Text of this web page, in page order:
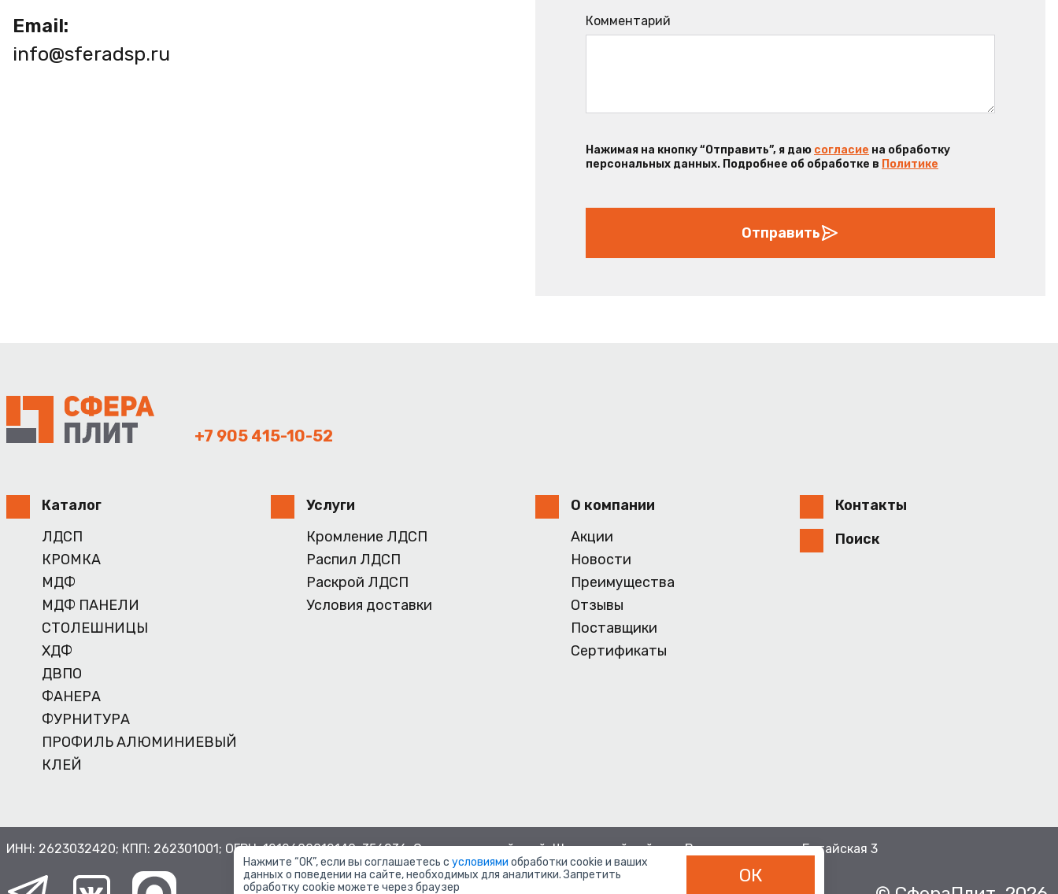
Email:
info@sferadsp.ru
Комментарий
Нажимая на кнопку “Отправить”, я даю согласие на обработку
персональных данных. Подробнее об обработке в Политике
Отправить
+7 905 415-10-52
Каталог
ЛДСП
КРОМКА
МДФ
МДФ ПАНЕЛИ
СТОЛЕШНИЦЫ
ХДФ
ДВПО
ФАНЕРА
ФУРНИТУРА
ПРОФИЛЬ АЛЮМИНИЕВЫЙ
КЛЕЙ
Услуги
Кромление ЛДСП
Распил ЛДСП
Раскрой ЛДСП
Условия доставки
О компании
Акции
Новости
Преимущества
Отзывы
Поставщики
Сертификаты
Контакты
Поиск
ИНН: 2623032420; КПП: 262301001; ОГРН: 1212600012140, 356236, Ставропольский край, Шпаковский район, с.Верхнерусское, ул.Батайская 3
Нажмите “ОК”, если вы соглашаетесь с условиями обработки cookie и ваших
данных о поведении на сайте, необходимых для аналитики. Запретить
обработку cookie можете через браузер
ОК